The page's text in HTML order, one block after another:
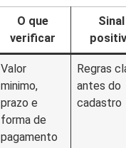
O que
verificar
Sinal
Valor
minimo,
prazo e
forma de
pagamento
Regras
antes do
cadastro